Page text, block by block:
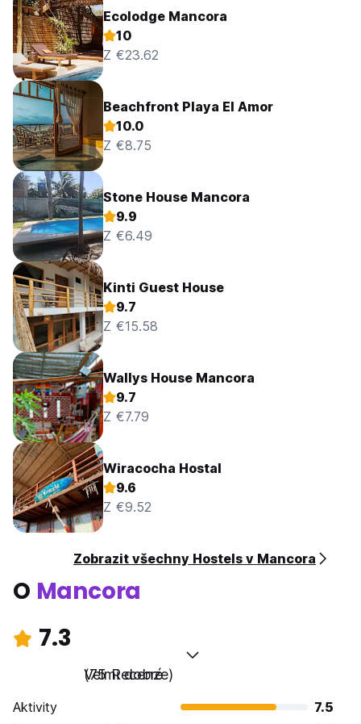
Ecolodge Mancora
10
Z €23.62
Beachfront Playa El Amor
10.0
Z €8.75
Stone House Mancora
9.9
Z €6.49
Kinti Guest House
9.7
Z €15.58
Wallys House Mancora
9.7
Z €7.79
Wiracocha Hostal
9.6
Z €9.52
Zobrazit všechny Hostels v Mancora
O Mancora
7.3
Velmi dobré
(75 Recenze)
Aktivity
7.5